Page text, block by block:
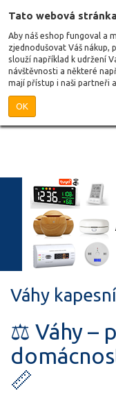
Tato webová
Aby náš eshop fungoval a
zjednodušovat Váš nákup,
slouží například k udržení
návštěvnosti a některé
mají přístup i naši partneři
OK
Váhy
⚖️ Váhy –
📏